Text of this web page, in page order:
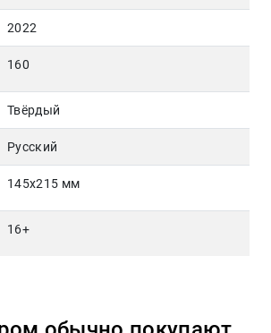
2022
160
Твёрдый
Русский
145х215 мм
16+